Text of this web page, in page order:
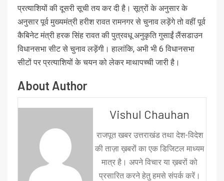
प्रत्याशियों की दूसरी सूची तय कर दी है। सूत्रों के अनुसार के
अनुसार पूर्व मुख्यमंत्री हरीश रावत रामनगर से चुनाव लड़ेंगे तो वहीं पूर्व
कैबिनेट मंत्री हरक सिंह रावत की पुत्रवधू अनुकृति गुसाईं लैंसडाउन
विधानसभा सीट से चुनाव लड़ेंगी। हालांकि, अभी भी 6 विधानसभा
सीटों पर प्रत्याशियों के चयन को लेकर माथापच्ची जारी है।
About Author
Vishul Chauhan
राजपूत खबर उत्तराखंड तथा देश-विदेश
की ताज़ा ख़बरों का एक डिजिटल माध्यम
मात्र है। अपने विचार या ख़बरों को
प्रसारित करने हेतु हमसे संपर्क करें।